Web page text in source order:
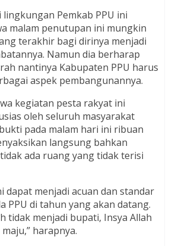
Pemkab PPU ini
malam penutupan ini mungkin
terakhir bagi dirinya menjadi
Namun dia berharap
nantinya Kabupaten PPU harus
aspek pembangunannya.
kegiatan pesta rakyat ini
oleh seluruh masyarakat
pada malam hari ini ribuan
langsung bahkan
ada ruang yang tidak terisi
dapat menjadi acuan dan standar
PPU di tahun yang akan datang.
tidak menjadi bupati, Insya Allah
harapnya.